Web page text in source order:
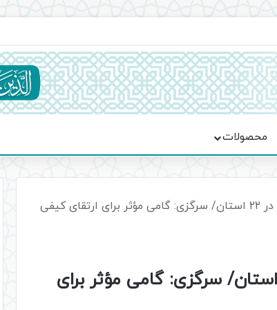
و تمدن‌سازی امت اسلامی
محصولات
تشکیل کارگروه «نماز نسل نو» در ۲۲ استان/ سرگزی: گامی مؤثر برای ارتقای کیفی
تشکیل کارگروه «نماز نسل نو» در ۲۲ استان/ سرگزی: گامی مؤثر برای